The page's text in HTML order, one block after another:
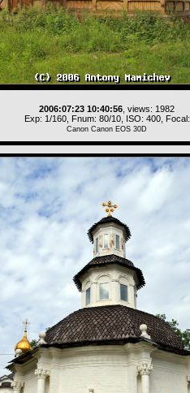
2006:07:23 10:40:56 , views: 1982
Exp: 1/160, Fnum: 80/10, ISO: 400, Focal:
Canon Canon EOS 30D